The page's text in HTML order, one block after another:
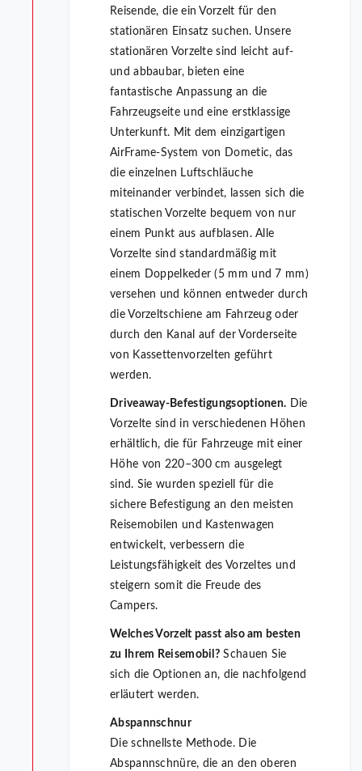
Reisende, die ein Vorzelt für den
stationären Einsatz suchen. Unsere
stationären Vorzelte sind leicht auf-
und abbaubar, bieten eine
fantastische Anpassung an die
Fahrzeugseite und eine erstklassige
Unterkunft. Mit dem einzigartigen
AirFrame-System von Dometic, das
die einzelnen Luftschläuche
miteinander verbindet, lassen sich die
statischen Vorzelte bequem von nur
einem Punkt aus aufblasen. Alle
Vorzelte sind standardmäßig mit
einem Doppelkeder (5 mm und 7 mm)
versehen und können entweder durch
die Vorzeltschiene am Fahrzeug oder
durch den Kanal auf der Vorderseite
von Kassettenvorzelten geführt
werden.
Driveaway-Befestigungsoptionen. Die
Vorzelte sind in verschiedenen Höhen
erhältlich, die für Fahrzeuge mit einer
Höhe von 220–300 cm ausgelegt
sind. Sie wurden speziell für die
sichere Befestigung an den meisten
Reisemobilen und Kastenwagen
entwickelt, verbessern die
Leistungsfähigkeit des Vorzeltes und
steigern somit die Freude des
Campers.
Welches Vorzelt passt also am besten
zu Ihrem Reisemobil? Schauen Sie
sich die Optionen an, die nachfolgend
erläutert werden.
Abspannschnur
Die schnellste Methode. Die
Abspannschnüre, die an den oberen